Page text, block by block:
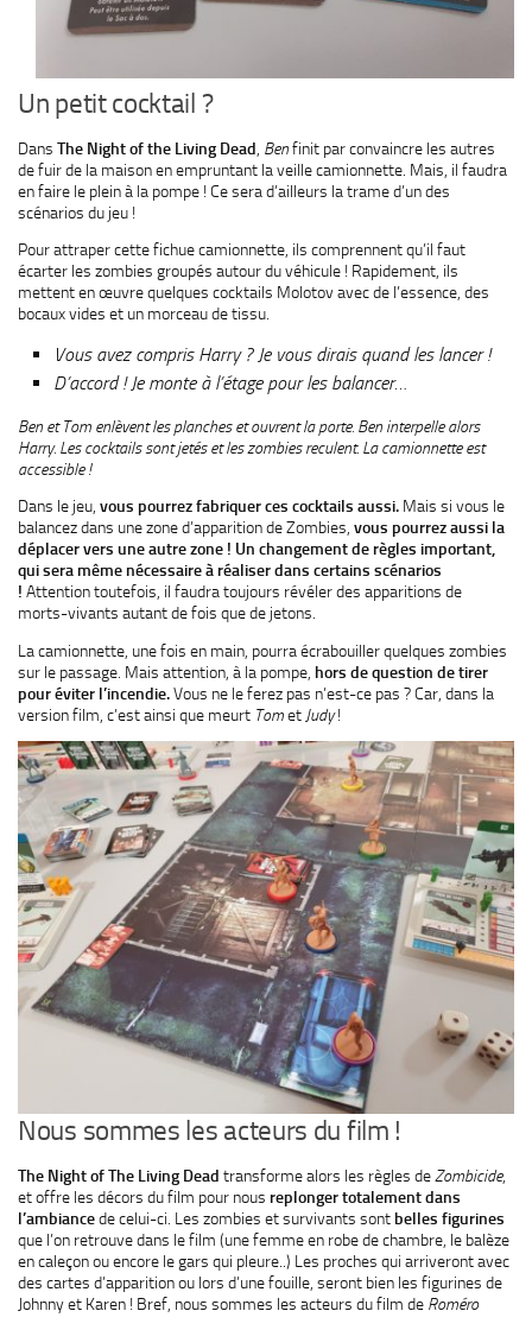
Un petit cocktail ?
Dans The Night of the Living Dead Benfinit par convaincre les autres
de fuir de la maison en empruntant la veille camionnette. Mais, il faudra
en faire le plein à la pompe ! Ce sera d’ailleurs la trame d’un des
scénarios du jeu !
Pour attraper cette fichue camionnette, ils comprennent qu’il faut
écarter les zombies groupés autour du véhicule ! Rapidement, ils
mettent en œuvre quelques cocktails Molotov avec de l’essence, des
bocaux vides et un morceau de tissu.
Vous avez compris Harry ? Je vous dirais quand les lancer !
D’accord ! Je monte à l’étage pour les balancer…
Ben et Tom enlèvent les planches et ouvrent la porte. Ben interpelle alors
Harry. Les cocktails sont jetés et les zombies reculent. La camionnette est
accessible !
Dans le jeu, vous pourrez fabriquer ces cocktails aussi. Mais si vous le
balancez dans une zone d’apparition de Zombies, vous pourrez aussi la
déplacer vers une autre zone ! Un changement de règles important,
qui sera même nécessaire à réaliser dans certains scénarios
! Attention toutefois, il faudra toujours révéler des apparitions de
morts-vivants autant de fois que de jetons.
La camionnette, une fois en main, pourra écrabouiller quelques zombies
sur le passage. Mais attention, à la pompe, hors de question de tirer
pour éviter l’incendie.Vous ne le ferez pas n’est-ce pas ? Car, dans la
version film, c’est ainsi que meurt Tomet Judy!
Nous sommes les acteurs du film !
The Night of The Living Dead transforme alors les règles deZombicide,
et offre les décors du film pour nous replonger totalement dans
l’ambiancede celui-ci. Les zombies et survivants sont belles figurines
que l’on retrouve dans le film (une femme en robe de chambre, le balèze
en caleçon ou encore le gars qui pleure..) Les proches qui arriveront avec
des cartes d’apparition ou lors d’une fouille, seront bien les figurines de
Johnny et Karen ! Bref, nous sommes les acteurs du film de Roméro